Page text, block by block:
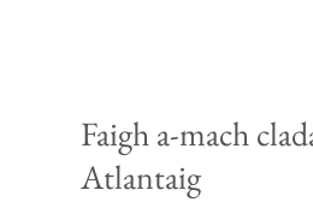
Faigh a-mach
Atlantaig